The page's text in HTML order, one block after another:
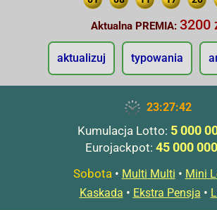
Aktualna PREMIA: 3200
aktualizuj typowania
23:27:43
Kumulacja Lotto: 5 000
Eurojackpot: 45 000
Sobota• Multi Multi • Mini
Kaskada • Ekstra Pensja •